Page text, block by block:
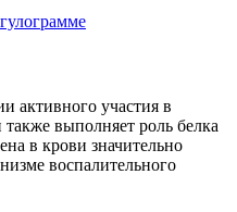
активного участия в
выполняет роль белка
в крови значительно
воспалительного